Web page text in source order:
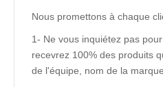
Nous promettons à chaque
1- Ne vous inquiétez pas
recevrez 100% des produits
de l'équipe, nom de la